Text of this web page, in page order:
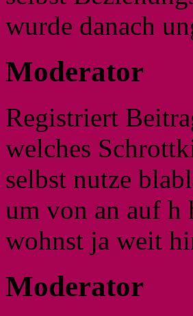
wurde danach
Moderator
Registriert
welches
selbst nutze
um von an auf h
wohnst ja weit
Moderator